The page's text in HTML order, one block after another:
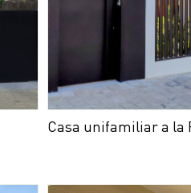
Casa unifamiliar a la